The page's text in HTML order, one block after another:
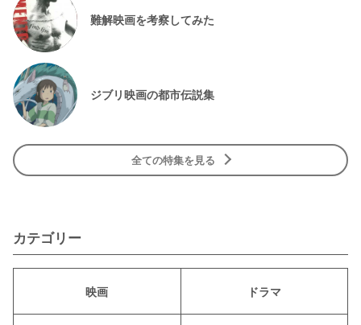
難解映画を考察してみた
ジブリ映画の都市伝説集
全ての特集を見る
カテゴリー
映画 ドラマ